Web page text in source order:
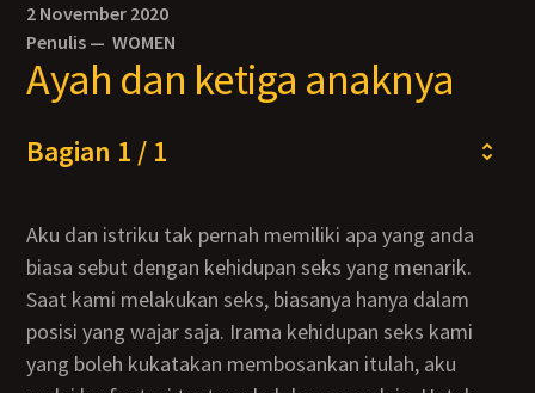
2 November 2020
Penulis —WOMEN
Ayah dan ketiga anaknya
Bagian 1 / 1
Aku dan istriku tak pernah memiliki apa yang anda
biasa sebut dengan kehidupan seks yang menarik.
Saat kami melakukan seks, biasanya hanya dalam
posisi yang wajar saja. Irama kehidupan seks kami
yang boleh kukatakan membosankan itulah, aku